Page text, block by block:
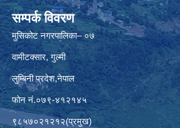
सम्पर्क विवरण
मुसिकोट नगरपालिका– ०७
वामीटक्सार, गुल्मी
लुम्बिनी प्रदेश,नेपाल
फोन नं.०७९-४१२१४५
९८५७०२१२१२(प्रमुख)